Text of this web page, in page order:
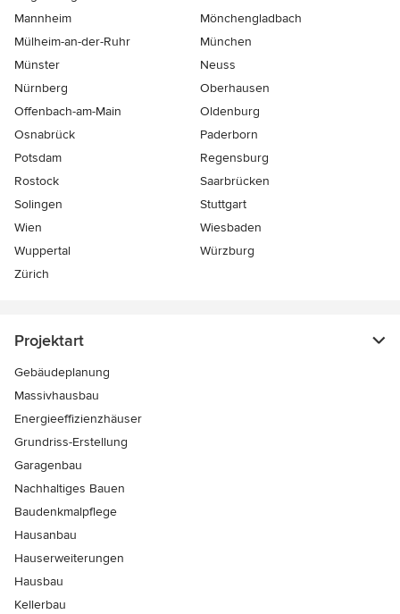
Mannheim
Mönchen­gladbach
Mülheim-an-der-Ruhr
München
Münster
Neuss
Nürnberg
Oberhausen
Offenbach-am-Main
Oldenburg
Osnabrück
Paderborn
Potsdam
Regensburg
Rostock
Saarbrücken
Solingen
Stuttgart
Wien
Wiesbaden
Wuppertal
Würzburg
Zürich
Projektart
Gebäudeplanung
Massivhausbau
Energieeffizienzhäuser
Grundriss-Erstellung
Garagenbau
Nachhaltiges Bauen
Baudenkmalpflege
Hausanbau
Hauserweiterungen
Hausbau
Kellerbau